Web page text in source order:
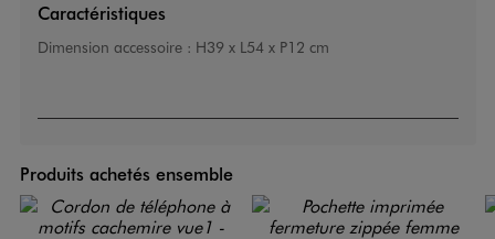
Caractéristiques
Dimension accessoire : H39 x L54 x P12 cm
Produits achetés ensemble